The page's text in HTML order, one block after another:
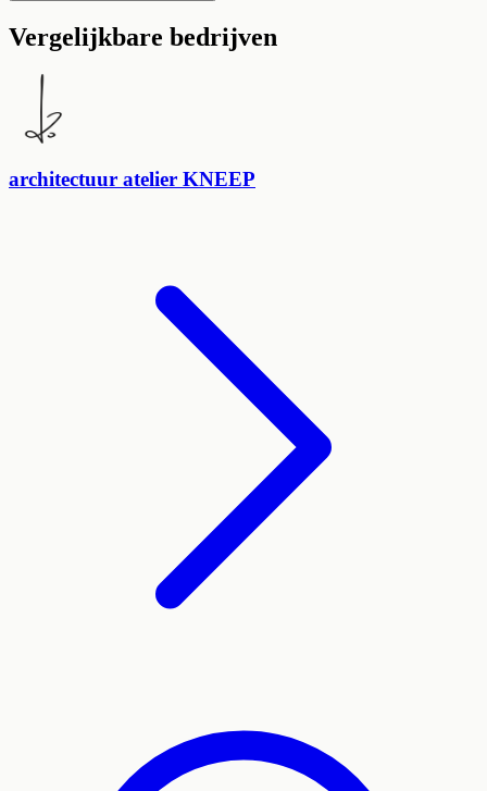
Vergelijkbare bedrijven
architectuur atelier KNEEP